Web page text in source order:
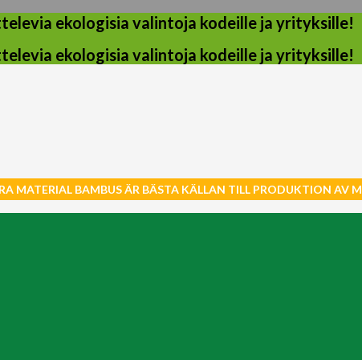
ekologisia valintoja kodeille ja yrityksille!
ekologisia valintoja kodeille ja yrityksille!
MATERIAL BAMBUS ÄR BÄSTA KÄLLAN TILL PRODUKTION AV